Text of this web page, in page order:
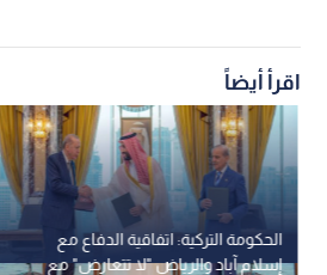
اقرأ أيضاً
الحكومة التركية: اتفاقية الدفاع مع
إسلام آباد والرياض "لا تتعارض" مع